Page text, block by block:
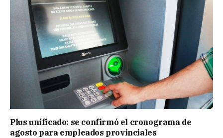
Plus unificado: se confirmó el cronograma de
agosto para empleados provinciales